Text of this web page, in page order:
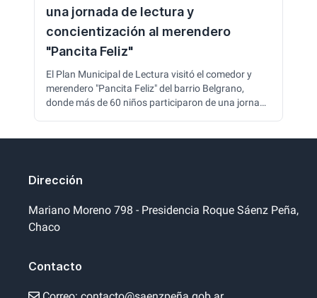
una jornada de lectura y
concientización al merendero
"Pancita Feliz"
El Plan Municipal de Lectura visitó el comedor y
merendero "Pancita Feliz" del barrio Belgrano,
donde más de 60 niños participaron de una jornada
Dirección
Mariano Moreno 798 - Presidencia Roque Sáenz Peña,
Chaco
Contacto